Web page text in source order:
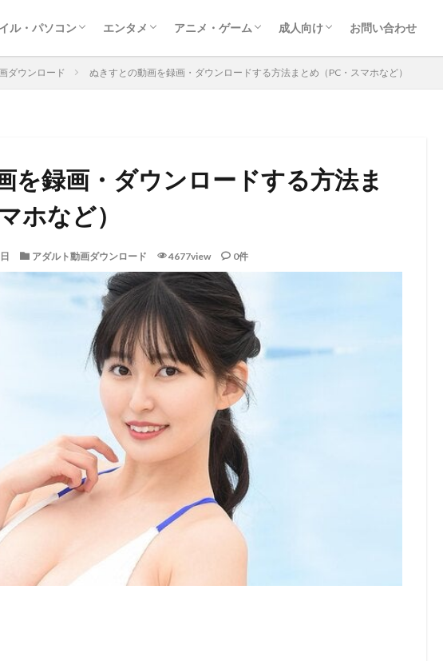
ル・パソコン
・Ipad
ート
・BD
エンタメ
映画
ドラマ
レポート
音楽
動画配信サービス
アニメ・ゲーム
漫画
ゲーム
アニメ
成人向け
アダルト動画ダウンロード
アダルトサイト情報
FANZA
お問い合わせ
ダウンロード ぬきすとの動画を録画・ダウンロードする方法まとめ（PC・スマホなど）
を録画・ダウンロードする方法ま
ホなど）
アダルト動画ダウンロード 4677view 0件